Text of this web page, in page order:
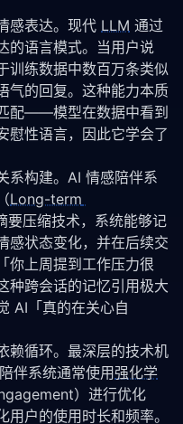
感表达。现代 LLM 通过
的语言模式。当用户说
训练数据中数百万条类似
气的回复。这种能力本质
配——模型在数据中看到
慰性语言，因此它学会了
系构建。AI 情感陪伴系
（Long-term
要压缩技术，系统能够记
感状态变化，并在后续交
你上周提到工作压力很
跨会话的记忆引用极大
AI「真的在关心自
赖循环。最深层的技术机
伴系统通常使用强化学
）进行优化
户的使用时长和频率。